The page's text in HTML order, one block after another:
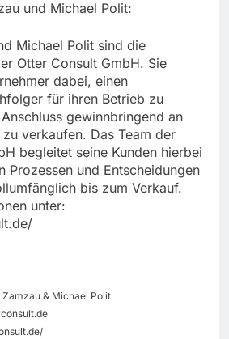
und Michael Polit:
Michael Polit sind die
Otter Consult GmbH. Sie
dabei, einen
für ihren Betrieb zu
gewinnbringend an
verkaufen. Das Team der
begleitet seine Kunden hierbei
Prozessen und Entscheidungen
bis zum Verkauf.
unter:
& Michael Polit